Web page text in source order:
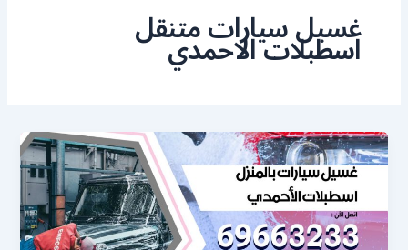
غسيل سيارات متنقل
اسطبلات الاحمدي